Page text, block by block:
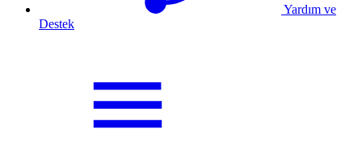
Yardım ve
Destek